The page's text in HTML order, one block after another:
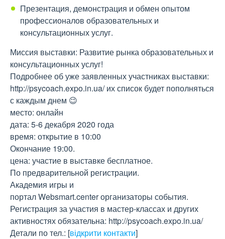
Презентация, демонстрация и обмен опытом
профессионалов образовательных и
консультационных услуг.
Миссия выставки: Развитие рынка образовательных и
консультационных услуг!
Подробнее об уже заявленных участниках выставки:
http://psycoach.expo.in.ua/ их список будет пополняться
с каждым днем 😉
место: онлайн
дата: 5-6 декабря 2020 года
время: открытие в 10:00
Окончание 19:00.
цена: участие в выставке бесплатное.
По предварительной регистрации.
Академия игры и
портал Websmart.center организаторы события.
Регистрация за участия в мастер-классах и других
активностях обязательна: http://psycoach.expo.in.ua/
Детали по тел.: [відкрити контакти]